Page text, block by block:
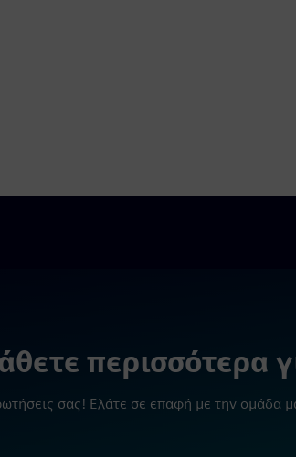
περισσότερα
σας! Ελάτε σε επαφή με την ομάδα